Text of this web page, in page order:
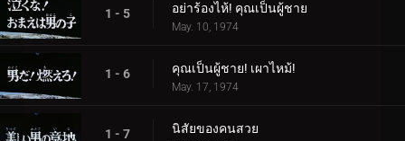
1 - 5 อย่าร้องไห้! คุณเป็นผู้ชาย
May. 10, 1974
1 - 6 คุณเป็นผู้ชาย! เผาไหม้!
May. 17, 1974
1 - 7 นิสัยของคนสวย